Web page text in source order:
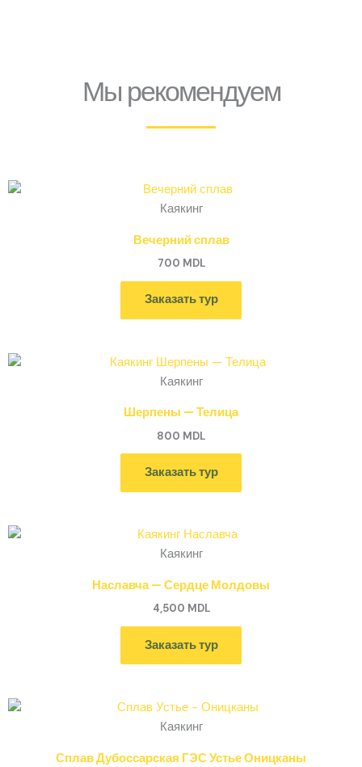
Мы рекомендуем
Каякинг
Вечерний сплав
700 MDL
Заказать тур
Каякинг
Шерпены — Телица
800 MDL
Заказать тур
Каякинг
Наславча — Сердце Молдовы
4,500 MDL
Заказать тур
Каякинг
Сплав Дубоссарская ГЭС Устье Оницканы